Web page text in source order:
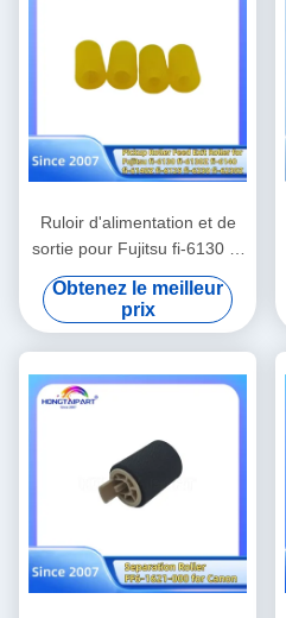
Ruloir d'alimentation et de
sortie pour Fujitsu fi-6130 fi-
6130Z fi-6140 fi-6140Z fi-
6125 fi-6230 fi-6230Z fi-
6240 fi-6240Z fi-6225
PA03540-Y075 PA03630-
Y210 PA03540-G078
PA03540-Y078 fournitures
Obtenez le meilleur
prix